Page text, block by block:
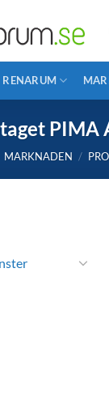
RENARUM
PIMA
MARKNADEN /